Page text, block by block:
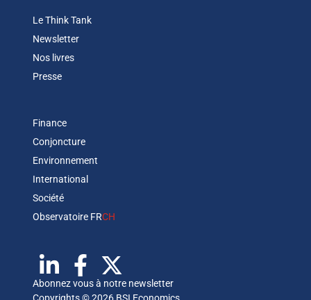
Le Think Tank
Newsletter
Nos livres
Presse
Finance
Conjoncture
Environnement
International
Société
Observatoire FRCH
Abonnez vous à notre newsletter